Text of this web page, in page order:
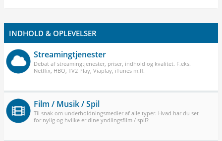
INDHOLD & OPLEVELSER
Streamingtjenester
Debat af streamingtjenester, priser, indhold og kvalitet. F.eks.
Netflix, HBO, TV2 Play, Viaplay, iTunes m.fl.
Film / Musik / Spil
Til snak om underholdningsmedier af alle typer. Hvad har du set
for nylig og hvilke er dine yndlingsfilm / spil?